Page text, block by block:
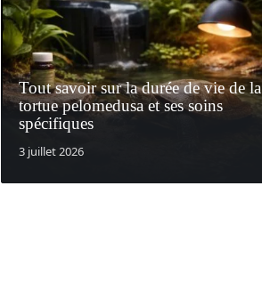
Tout savoir sur la durée de vie de la
tortue pelomedusa et ses soins
spécifiques
3 juillet 2026